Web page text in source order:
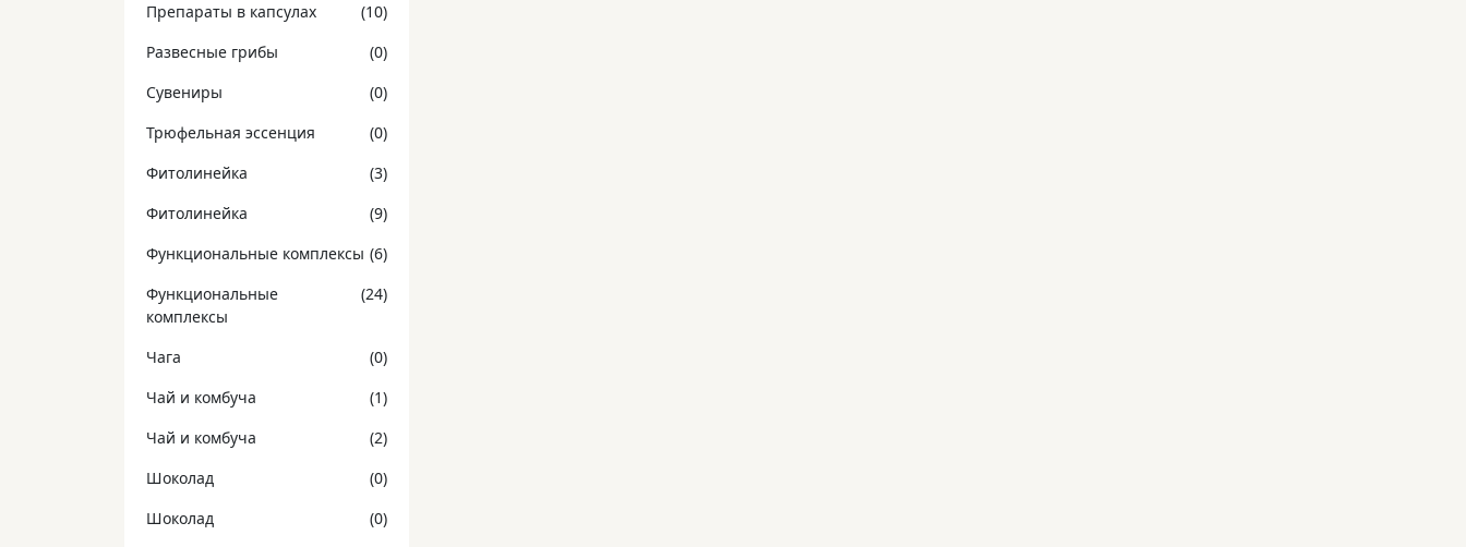
Препараты в капсулах
(10)
Развесные грибы
(0)
Сувениры
(0)
Трюфельная эссенция
(0)
Фитолинейка
(3)
Фитолинейка
(9)
Функциональные комплексы (6)
Функциональные
комплексы
(24)
Чага
(0)
Чай и комбуча
(1)
Чай и комбуча
(2)
Шоколад
(0)
Шоколад
(0)